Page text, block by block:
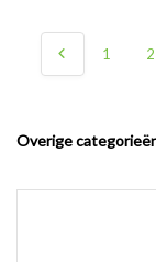
1 2
Overige